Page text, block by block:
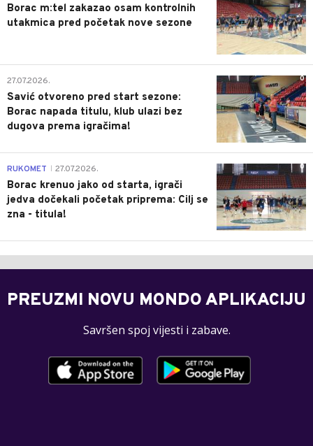
Borac m:tel zakazao osam kontrolnih
utakmica pred početak nove sezone
0
27.07.2026.
Savić otvoreno pred start sezone:
Borac napada titulu, klub ulazi bez
dugova prema igračima!
0
RUKOMET 27.07.2026.
Borac krenuo jako od starta, igrači
jedva dočekali početak priprema: Cilj se
zna - titula!
PREUZMI NOVU MONDO APLIKACIJU
Savršen spoj vijesti i zabave.